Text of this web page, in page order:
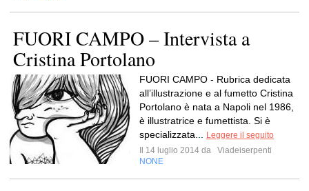
FUORI CAMPO – Intervista a
Cristina Portolano
FUORI CAMPO - Rubrica dedicata
all’illustrazione e al fumetto Cristina
Portolano è nata a Napoli nel 1986,
è illustratrice e fumettista. Si è
specializzata...
Leggere il seguito
Il 14 luglio 2014 da
Viadeiserpenti
NONE